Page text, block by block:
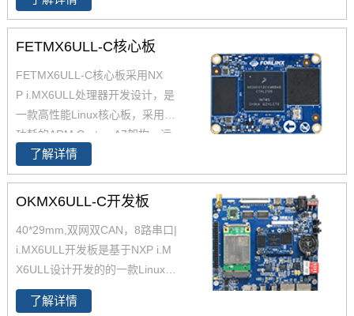
级、商业级两种不同的配置。
6ul,imx6ul开发板,i.mx6提供者，
飞凌嵌入式提供基于iMX6 iMX6U
FETMX6ULL-C核心板
FETMX6ULL-C核心板采用NX
P i.MX6ULL处理器开发设计，是
一款高性能Linux核心板，采用低
功耗的ARM Cortex-A7架构，运
行速度高达800MHz。iMX6ULL
核心板29*40mm ，iMX6ULL这
款处理器功能接口资源丰富，供
了解详情
OKMX6ULL-C开发板
40*29mm,双网双CAN，8路串口|
i.MX6ULL开发板是基于NXP i.M
X6ULL设计开发的的一款Linux开
发板 ，主频800MHz，体积小，
其核心板仅40*29mm，采用板对
了解详情